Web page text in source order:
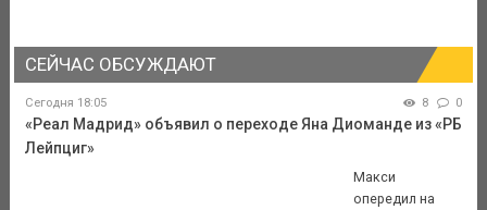
СЕЙЧАС ОБСУЖДАЮТ
Сегодня 18:05 8 0
«Реал Мадрид» объявил о переходе Яна Диоманде из «РБ
Лейпциг»
Макси
опередил на